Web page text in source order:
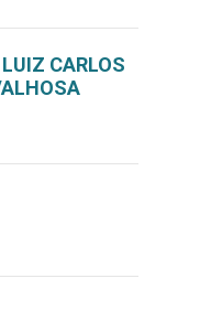
CARLOS